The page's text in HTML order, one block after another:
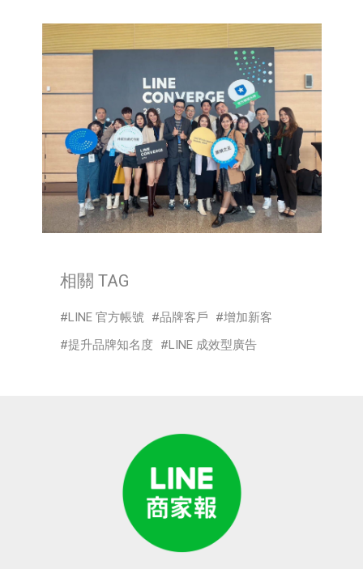
相關 TAG
LINE 官方帳號 品牌客戶
增加新客
提升品牌知名度
LINE 成效型廣告